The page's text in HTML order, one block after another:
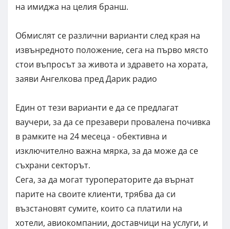
на имиджа на целия бранш.
Обмислят се различни варианти след края на
извънредното положение, сега на първо място
стои въпросът за живота и здравето на хората,
заяви Ангелкова пред Дарик радио
Един от тези варианти е да се предлагат
ваучери, за да се презавери провалена почивка
в рамките на 24 месеца - обективна и
изключително важна мярка, за да може да се
съхрани секторът.
Сега, за да могат туроператорите да върнат
парите на своите клиенти, трябва да си
възстановят сумите, които са платили на
хотели, авиокомпании, доставчици на услуги, и